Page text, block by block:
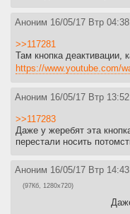
Аноним 16/05/17 Втр
>>117281
Там кнопка деактивации,
https://www.youtube.com/
Аноним 16/05/17 Втр
>>117283
Даже у жеребят эта
перестали носить
Аноним 16/05/17 Втр
(97Кб, 1280x720)